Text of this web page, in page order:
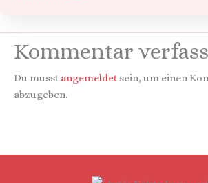
Kommentar
Du musst angemeldet sein, um einen
abzugeben.